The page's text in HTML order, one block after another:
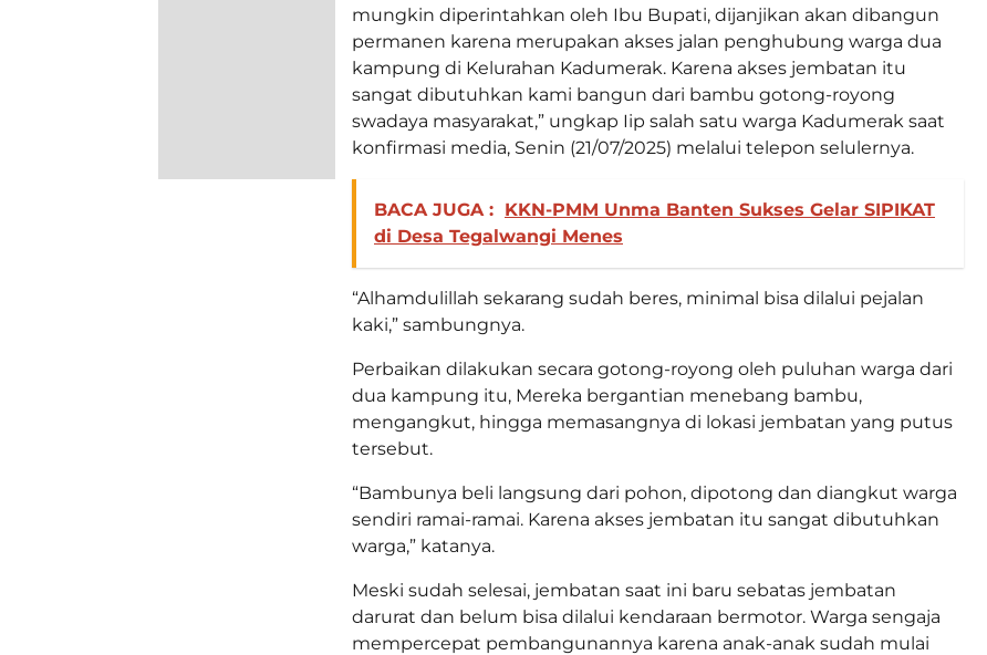
mungkin diperintahkan oleh Ibu Bupati, dijanjikan akan dibangun
permanen karena merupakan akses jalan penghubung warga dua
kampung di Kelurahan Kadumerak. Karena akses jembatan itu
sangat dibutuhkan kami bangun dari bambu gotong-royong
swadaya masyarakat,” ungkap Iip salah satu warga Kadumerak saat
konfirmasi media, Senin (21/07/2025) melalui telepon selulernya.
BACA JUGA : KKN-PMM Unma Banten Sukses Gelar SIPIKAT
di Desa Tegalwangi Menes
“Alhamdulillah sekarang sudah beres, minimal bisa dilalui pejalan
kaki,” sambungnya.
Perbaikan dilakukan secara gotong-royong oleh puluhan warga dari
dua kampung itu, Mereka bergantian menebang bambu,
mengangkut, hingga memasangnya di lokasi jembatan yang putus
tersebut.
“Bambunya beli langsung dari pohon, dipotong dan diangkut warga
sendiri ramai-ramai. Karena akses jembatan itu sangat dibutuhkan
warga,” katanya.
Meski sudah selesai, jembatan saat ini baru sebatas jembatan
darurat dan belum bisa dilalui kendaraan bermotor. Warga sengaja
mempercepat pembangunannya karena anak-anak sudah mulai